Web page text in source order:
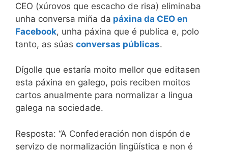
CEO (xúrovos que escacho de risa) eliminaba
unha conversa miña da páxina da CEO en
Facebook, unha páxina que é publica e, polo
tanto, as súas conversas públicas.
Dígolle que estaría moito mellor que editasen
esta páxina en galego, pois reciben moitos
cartos anualmente para normalizar a lingua
galega na sociedade.
Resposta: “A Confederación non dispón de
servizo de normalización lingüística e non é